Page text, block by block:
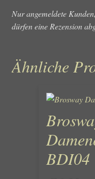
Nur angemeldete
dürfen eine Rezension
Ähnliche
BDI04